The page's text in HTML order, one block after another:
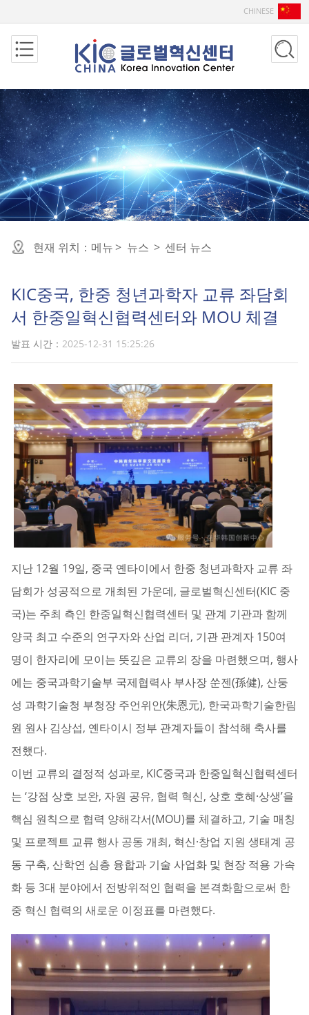
CHINESE
현재 위치： 메뉴> 뉴스 > 센터 뉴스
KIC중국, 한중 청년과학자 교류 좌담회
서 한중일혁신협력센터와 MOU 체결
발표 시간： 2025-12-31 15:25:26
지난 12월 19일, 중국 옌타이에서 한중 청년과학자 교류 좌
담회가 성공적으로 개최된 가운데, 글로벌혁신센터(KIC 중
국)는 주최 측인 한중일혁신협력센터 및 관계 기관과 함께
양국 최고 수준의 연구자와 산업 리더, 기관 관계자 150여
명이 한자리에 모이는 뜻깊은 교류의 장을 마련했으며, 행사
에는 중국과학기술부 국제협력사 부사장 쑨젠(孫健), 산둥
성 과학기술청 부청장 주언위안(朱恩元), 한국과학기술한림
원 원사 김상섭, 옌타이시 정부 관계자들이 참석해 축사를
전했다.
이번 교류의 결정적 성과로, KIC중국과 한중일혁신협력센터
는 ‘강점 상호 보완, 자원 공유, 협력 혁신, 상호 호혜·상생’을
핵심 원칙으로 협력 양해각서(MOU)를 체결하고, 기술 매칭
및 프로젝트 교류 행사 공동 개최, 혁신·창업 지원 생태계 공
동 구축, 산학연 심층 융합과 기술 사업화 및 현장 적용 가속
화 등 3대 분야에서 전방위적인 협력을 본격화함으로써 한
중 혁신 협력의 새로운 이정표를 마련했다.